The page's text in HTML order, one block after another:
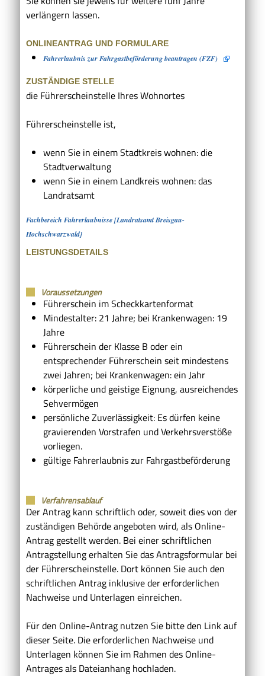
verlängern lassen.
ONLINEANTRAG UND FORMULARE
Fahrerlaubnis zur Fahrgastbeförderung beantragen (FZF)
ZUSTÄNDIGE STELLE
die Führerscheinstelle Ihres Wohnortes
Führerscheinstelle ist,
wenn Sie in einem Stadtkreis wohnen: die
Stadtverwaltung
wenn Sie in einem Landkreis wohnen: das
Landratsamt
Fachbereich Fahrerlaubnisse [Landratsamt Breisgau-
Hochschwarzwald]
LEISTUNGSDETAILS
Voraussetzungen
Führerschein im Scheckkartenformat
Mindestalter: 21 Jahre; bei Krankenwagen: 19
Jahre
Führerschein der Klasse B oder ein
entsprechender Führerschein seit mindestens
zwei Jahren; bei Krankenwagen: ein Jahr
körperliche und geistige Eignung, ausreichendes
Sehvermögen
persönliche Zuverlässigkeit: Es dürfen keine
gravierenden Vorstrafen und Verkehrsverstöße
vorliegen.
gültige Fahrerlaubnis zur Fahrgastbeförderung
Verfahrensablauf
Der Antrag kann schriftlich oder, soweit dies von der
zuständigen Behörde angeboten wird, als Online-
Antrag gestellt werden. Bei einer schriftlichen
Antragstellung erhalten Sie das Antragsformular bei
der Führerscheinstelle. Dort können Sie auch den
schriftlichen Antrag inklusive der erforderlichen
Nachweise und Unterlagen einreichen.
Für den Online-Antrag nutzen Sie bitte den Link auf
dieser Seite. Die erforderlichen Nachweise und
Unterlagen können Sie im Rahmen des Online-
Antrages als Dateianhang hochladen.